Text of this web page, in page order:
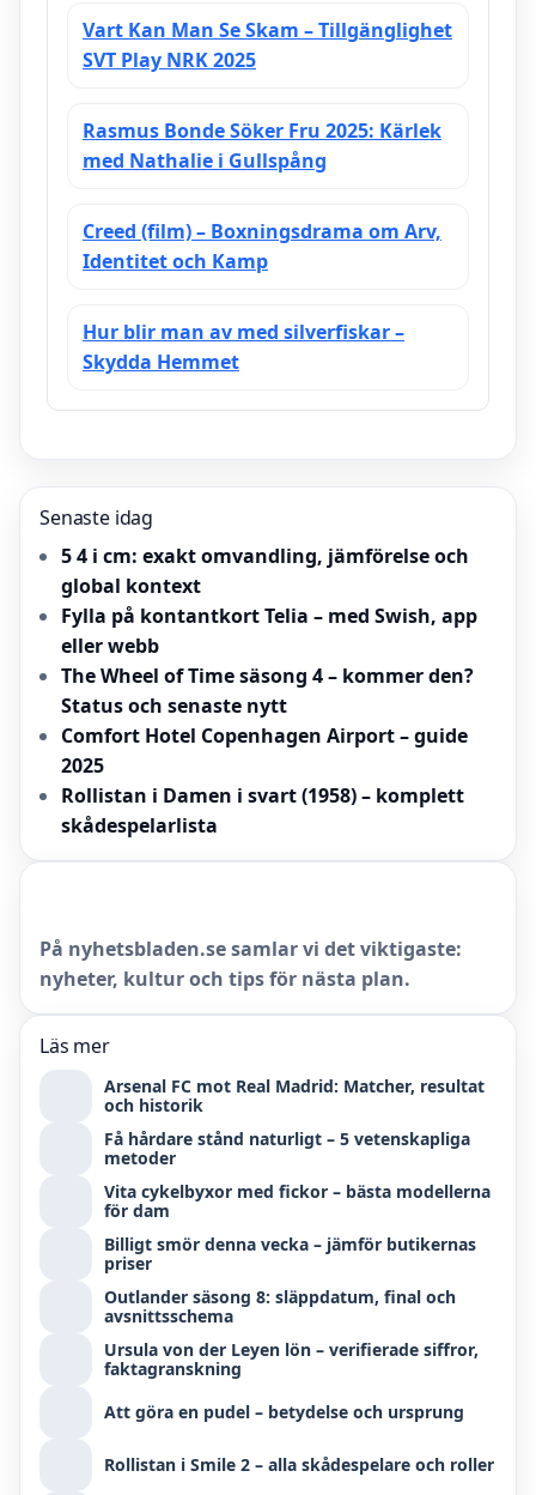
Vart Kan Man Se Skam – Tillgänglighet
SVT Play NRK 2025
Rasmus Bonde Söker Fru 2025: Kärlek
med Nathalie i Gullspång
Creed (film) – Boxningsdrama om Arv,
Identitet och Kamp
Hur blir man av med silverfiskar –
Skydda Hemmet
Senaste idag
5 4 i cm: exakt omvandling, jämförelse och
global kontext
Fylla på kontantkort Telia – med Swish, app
eller webb
The Wheel of Time säsong 4 – kommer den?
Status och senaste nytt
Comfort Hotel Copenhagen Airport – guide
2025
Rollistan i Damen i svart (1958) – komplett
skådespelarlista
På nyhetsbladen.se samlar vi det viktigaste:
nyheter, kultur och tips för nästa plan.
Läs mer
Arsenal FC mot Real Madrid: Matcher, resultat
och historik
Få hårdare stånd naturligt – 5 vetenskapliga
metoder
Vita cykelbyxor med fickor – bästa modellerna
för dam
Billigt smör denna vecka – jämför butikernas
priser
Outlander säsong 8: släppdatum, final och
avsnittsschema
Ursula von der Leyen lön – verifierade siffror,
faktagranskning
Att göra en pudel – betydelse och ursprung
Rollistan i Smile 2 – alla skådespelare och roller